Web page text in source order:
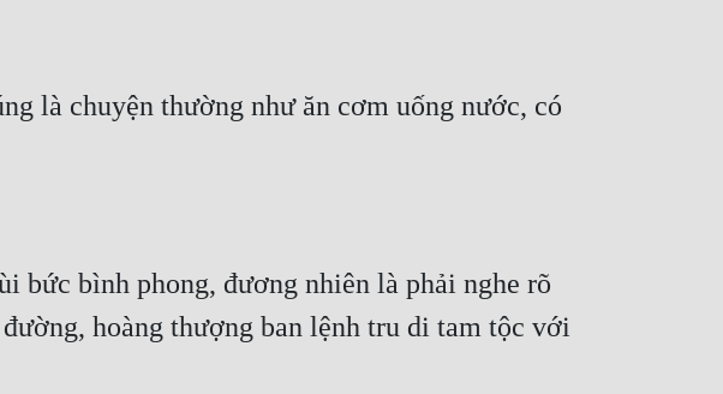
là chuyện thường như ăn cơm uống nước, có
bức bình phong, đương nhiên là phải nghe rõ
hoàng thượng ban lệnh tru di tam tộc với